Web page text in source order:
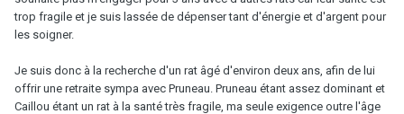
trop fragile et je suis lassée de dépenser tant d'énergie et d'argent pour
les soigner.
Je suis donc à la recherche d'un rat âgé d'environ deux ans, afin de lui
offrir une retraite sympa avec Pruneau. Pruneau étant assez dominant et
Caillou étant un rat à la santé très fragile, ma seule exigence outre l'âge